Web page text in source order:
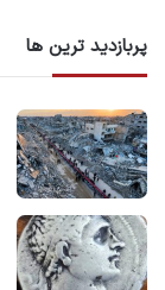
پربازدید ترین ها